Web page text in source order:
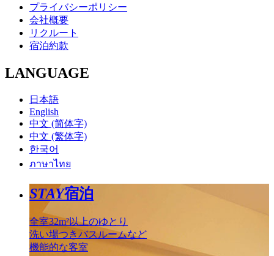
プライバシーポリシー
会社概要
リクルート
宿泊約款
LANGUAGE
日本語
English
中文 (简体字)
中文 (繁体字)
한국어
ภาษาไทย
STAY宿泊
全室32m²以上のゆとり
洗い場つきバスルームなど
機能的な客室